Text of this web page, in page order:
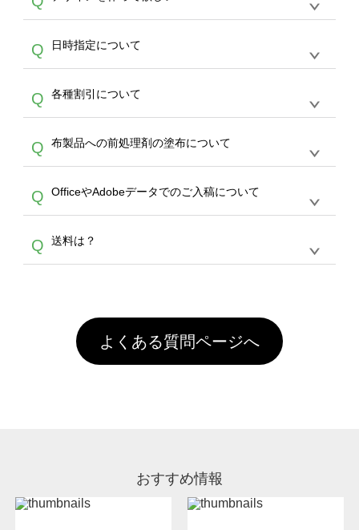
サービスよりも低価格で製作することが可能で
す。
写真などもアップロード可能です。使用できな
い画像はエラーになります。（※ Illustratorか
らの直接入稿には対応していません。AIで保存
し、デザインツールからアップロードして下さ
い）
文のみ受け付けております。30個以上のご製
作をお考えの方は、サポートが担当するエコバ
スをご利用頂ければ、電話やFAX、メールなど
でご注文が可能です。
A
を作って欲しい。などの場合は、製作数量が
30個以上であれば、サポート担当が、デザイ
バッグコンシェル
サー
ビスをご利用ください。(※ 30個以下の場合
は、デザインツールをご利用ください)
Q 日時指定について
A
ん。発送後18時以降に配送業者・伝票番号を
メールでお知らせいたしますので、直接配送業
者にご連絡いただき調整をお願い致します。
Q 各種割引について
A
カート内で自動的に割引(最大50%)が適用され
ます。 【付与ポイント】購入金額の1％が1ポ
イントとして付与され、次回ご注文時に1ポイ
ント＝1円としてお使いいただけます。ポイン
トは発送完了の翌日に付与され、次回ご注文時
からご利用頂けます。ポイントの有効期限は一
年間です。【会員ランク】過去10カ月のご注
文回数により会員ランク割引(最大5%)が適用
頂いても、ログインがされていなければ、ラン
クにカウントがされません。
Q 布製品への前処理剤の塗布について
A
意点（前処理剤）】カラー生地（Tシャツのホ
ワイト、トートバッグのナチュラル、ホワイト
といって、プリントを定着させるための処理剤
を塗布しており、短納期・低価格で商品をお届
害な性質で、水洗いで落とすことが可能です。
お手数ですが、お客様ご自身にて着用前に落と
していただけますようお願いいたします。※1
通常注文・直送機能でのご注文に関わらず、前
Q OfficeやAdobeデータでのご入稿について
A
ません。いずれのデータも該当デザインのみ画
像(JPEG,PNG,GIF,PDF)に変換、またはAdobe
Q 送料は？
引」などによるお値引きで4,000円未満になる
場合は送料がかかりますので、ご注意くださ
い。
よくある質問ページへ
おすすめ情報